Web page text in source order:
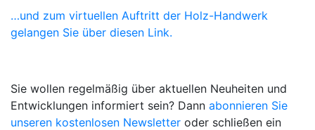
…und zum virtuellen Auftritt der Holz-Handwerk
gelangen Sie über diesen Link.
Sie wollen regelmäßig über aktuellen Neuheiten und
Entwicklungen informiert sein? Dann abonnieren Sie
unseren kostenlosen Newsletter oder schließen ein